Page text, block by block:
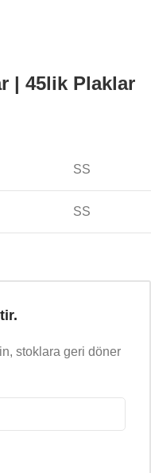
| 45lik Plaklar
SS
SS
stoklara geri döner